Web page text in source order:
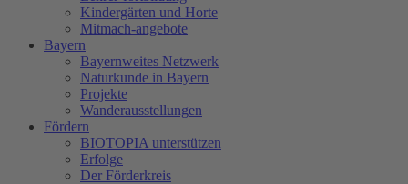
Kindergärten und Horte
Mitmach-angebote
Bayern
Bayernweites Netzwerk
Naturkunde in Bayern
Projekte
Wanderausstellungen
Fördern
BIOTOPIA unterstützen
Erfolge
Der Förderkreis